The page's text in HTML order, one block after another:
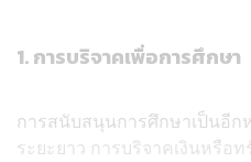
1. การบริจาคเพื่อการศึกษา
การสนับสนุนการศึกษาเป็นอี
ระยะยาว การบริจาคเงินหรือ